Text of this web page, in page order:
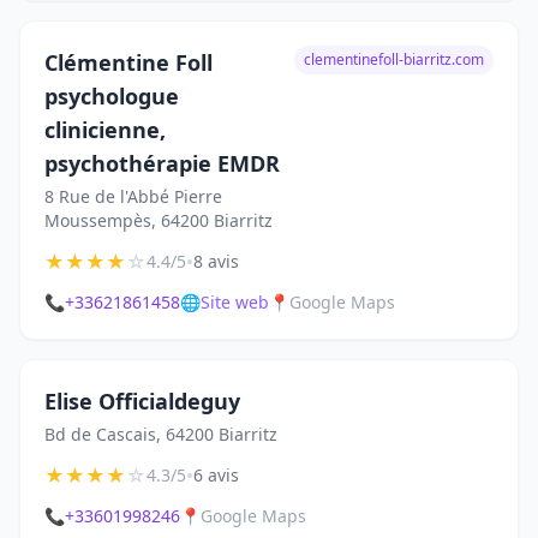
Clémentine Foll
psychologue
clinicienne,
psychothérapie EMDR
8 Rue de l'Abbé Pierre
Moussempès, 64200 Biarritz
clementinefoll-biarritz.com
★★★★☆4.4/5•8 avis
📞+33621861458🌐Site web 📍 Google Maps
Elise Officialdeguy
Bd de Cascais, 64200 Biarritz
★★★★☆4.3/5•6 avis
📞+33601998246 📍 Google Maps